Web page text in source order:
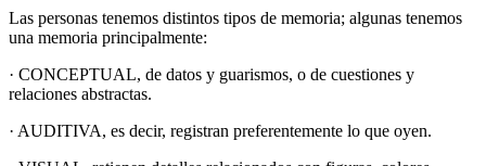
Las personas tenemos distintos tipos de memoria; algunas tenemos
una memoria principalmente:
· CONCEPTUAL, de datos y guarismos, o de cuestiones y
relaciones abstractas.
· AUDITIVA, es decir, registran preferentemente lo que oyen.